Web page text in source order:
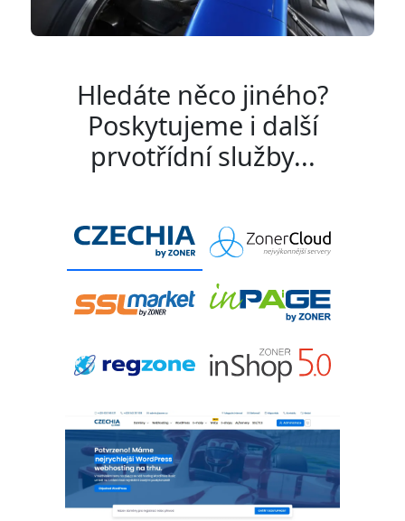
Hledáte něco jiného?
Poskytujeme i další
prvotřídní služby...